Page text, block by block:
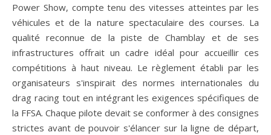
Power Show, compte tenu des vitesses atteintes par les
véhicules et de la nature spectaculaire des courses. La
qualité reconnue de la piste de Chamblay et de ses
infrastructures offrait un cadre idéal pour accueillir ces
compétitions à haut niveau. Le règlement établi par les
organisateurs s'inspirait des normes internationales du
drag racing tout en intégrant les exigences spécifiques de
la FFSA. Chaque pilote devait se conformer à des consignes
strictes avant de pouvoir s'élancer sur la ligne de départ,